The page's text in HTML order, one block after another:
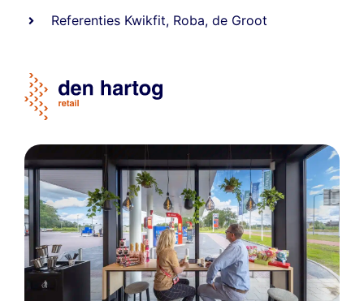
Referenties Kwikfit, Roba,de Groot